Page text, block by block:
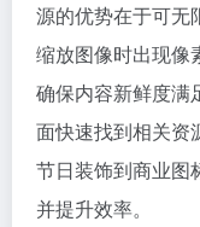
源的优势在于可无
缩放图像时出现像
确保内容新鲜度满
面快速找到相关资
节日装饰到商业图
并提升效率。